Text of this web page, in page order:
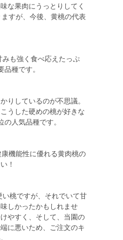
な果肉にうっとりしてく
すが、今後、黄桃の代表
も強く食べ応えたっぷ
種です。
りしているのが不思議。
うした硬めの桃が好きな
人気品種です。
機能性に優れる黄肉桃の
！
桃ですが、それでいて甘
しかったかもしれませ
やすく、そして、当園の
に悪いため、ご注文のキ